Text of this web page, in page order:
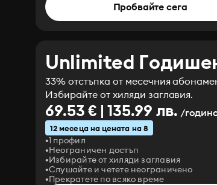
Пробвайте сега
Unlimited
33% отстъпка от месечния
Избирайте от хиляди заглавия.
69.53 € | 135.99 лв. /
12 месеца на цената на 8
1 профил
Неограничен достъп
Избирайте от хиляди заглавия
Слушайте и четете неограничено
Прекратете по всяко време